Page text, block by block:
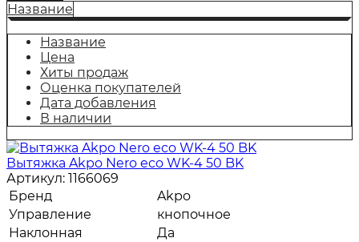
Название
Название
Цена
Хиты продаж
Оценка покупателей
Дата добавления
В наличии
Вытяжка Akpo Nero eco WK-4 50 BK
Артикул: 1166069
Бренд
Akpo
Управление
кнопочное
Наклонная
Да